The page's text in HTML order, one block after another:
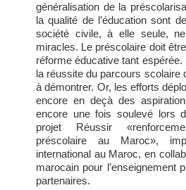
généralisation de la
la qualité de l’éducation sont
société civile, à elle seule,
miracles. Le préscolaire doit
réforme éducative tant
la réussite du parcours scolaire
à démontrer. Or, les efforts
encore en deçà des
encore une fois soulevé lors
projet Réussir
préscolaire au Maroc»,
international au Maroc, en
marocain pour l’enseignement
partenaires.